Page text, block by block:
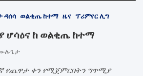
ወልቂጤ ከተማ ዜና ፕሪምየር ሊግ
ሆሳዕና ከ ወልቂጤ ከተማ
የጨዋታ ቀን የሚጀምርበትን ግጥሚያ